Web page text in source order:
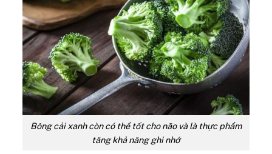
Bông cải xanh còn có thể tốt cho não và là thực phẩm
tăng khả năng ghi nhớ